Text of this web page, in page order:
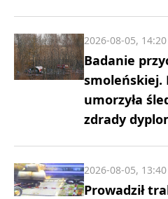
Badanie
umorzyła
zdrady
2026-08-05, 14:20
Prowadził
2026-08-05, 13:40